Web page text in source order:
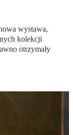
wystawa,
kolekcji
otrzymały